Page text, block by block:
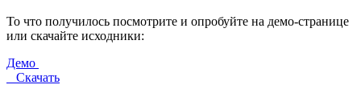
То что получилось посмотрите и опробуйте на демо-странице
или скачайте исходники:
Демо
Скачать